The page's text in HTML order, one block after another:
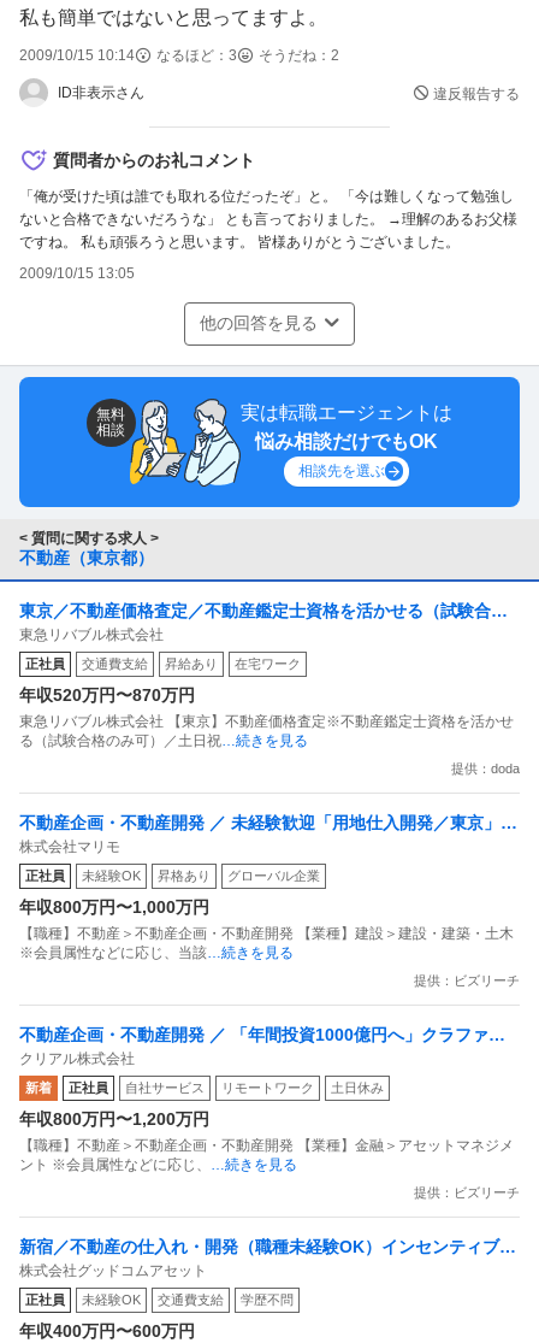
私も簡単ではないと思ってますよ。
2009/10/15 10:14 なるほど： 3 そうだね： 2
ID非表示さん 違反報告する
質問者からのお礼コメント
「俺が受けた頃は誰でも取れる位だったぞ」と。 「今は難しくなって勉強し
ないと合格できないだろうな」 とも言っておりました。 →理解のあるお父様
ですね。 私も頑張ろうと思います。 皆様ありがとうございました。
2009/10/15 13:05
他の回答を見る
無料
相談
実は転職エージェントは
悩み相談だけでもOK
相談先を選ぶ
< 質問に関する求人 >
不動産（東京都）
東京／不動産価格査定／不動産鑑定士資格を活かせる（試験合格
のみ可）／土日祝休み／働き方改革推進企業
東急リバブル株式会社
正社員 交通費支給 昇給あり 在宅ワーク
年収520万円〜870万円
東急リバブル株式会社 【東京】不動産価格査定※不動産鑑定士資格を活かせ
る（試験合格のみ可）／土日祝…続きを見る
提供：doda
不動産企画・不動産開発 ／ 未経験歓迎「用地仕入開発／東京」転
勤なし／年休120日／土日祝休み／フレックス／創業50年超の不
動産総合デベロッパー 〜「ポレスター」ブランドを全国展開する
マリモグループ〜
株式会社マリモ
正社員 未経験OK 昇格あり グローバル企業
年収800万円〜1,000万円
【職種】不動産＞不動産企画・不動産開発 【業種】建設＞建設・建築・土木
※会員属性などに応じ、当該…続きを見る
提供：ビズリーチ
不動産企画・不動産開発 ／ 「年間投資1000億円へ」クラファン×
ST×私募ファンドで資産運用の常識を変える／次世代型不動産投
資のアクイジション・ストラクチャリング
クリアル株式会社
新着 正社員 自社サービス リモートワーク 土日休み
年収800万円〜1,200万円
【職種】不動産＞不動産企画・不動産開発 【業種】金融＞アセットマネジメ
ント ※会員属性などに応じ、 …続きを見る
提供：ビズリーチ
新宿／不動産の仕入れ・開発（職種未経験OK）インセンティブ
有・プライム上場・年間休日127日
株式会社グッドコムアセット
正社員 未経験OK 交通費支給 学歴不問
年収400万円〜600万円